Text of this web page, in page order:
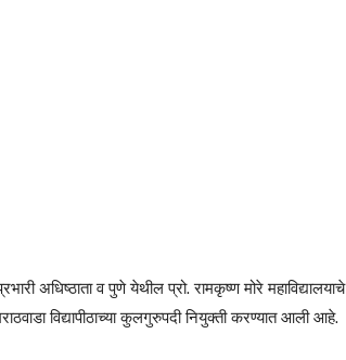
अधिष्ठाता व पुणे येथील प्रो. रामकृष्ण मोरे महाविद्यालयाचे
विद्यापीठाच्या कुलगुरुपदी नियुक्ती करण्यात आली आहे.